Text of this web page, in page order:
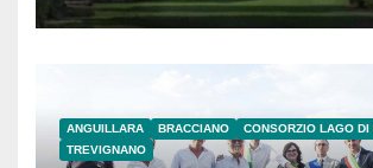
ANGUILLARA BRACCIANO
CONSORZIO LAGO DI
TREVIGNANO